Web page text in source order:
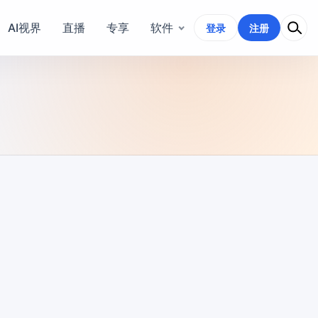
AI视界 直播 专享 软件 登录 注册